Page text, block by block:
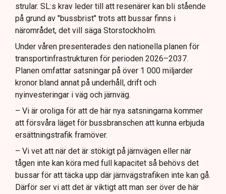
strular. SL:s krav leder till att resenärer kan bli stående
på grund av "bussbrist" trots att bussar finns i
närområdet, det vill säga Storstockholm.
Under våren presenterades den nationella planen för
transportinfrastrukturen för perioden 2026–2037.
Planen omfattar satsningar på över 1 000 miljarder
kronor bland annat på underhåll, drift och
nyinvesteringar i väg och järnväg.
– Vi är oroliga för att de här nya satsningarna kommer
att försvåra läget för bussbranschen att kunna erbjuda
ersättningstrafik framöver.
– Vi vet att när det är stökigt på järnvägen eller när
tågen inte kan köra med full kapacitet så behövs det
bussar för att täcka upp där järnvägstrafiken inte kan gå.
Därför ser vi att det är viktigt att man ser över de här